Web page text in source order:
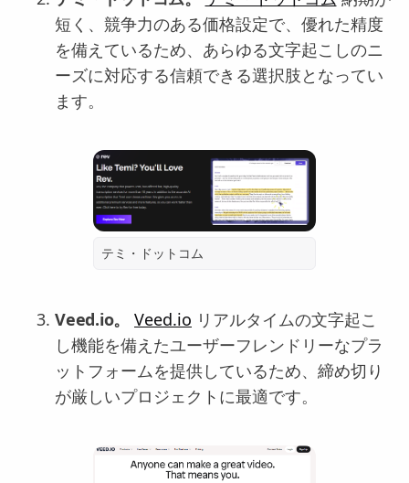
短く、競争力のある価格設定で、優れた精度
を備えているため、あらゆる文字起こしのニ
ーズに対応する信頼できる選択肢となってい
ます。
テミ・ドットコム
Veed.io。 Veed.io リアルタイムの文字起こ
し機能を備えたユーザーフレンドリーなプラ
ットフォームを提供しているため、締め切り
が厳しいプロジェクトに最適です。